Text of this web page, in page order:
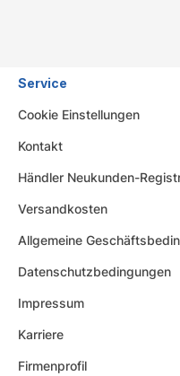
Service
Cookie Einstellungen
Kontakt
Händler Neukunden-
Versandkosten
Allgemeine
Datenschutzbedingungen
Impressum
Karriere
Firmenprofil